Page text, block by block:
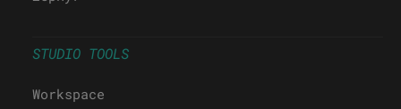
STUDIO TOOLS
Workspace